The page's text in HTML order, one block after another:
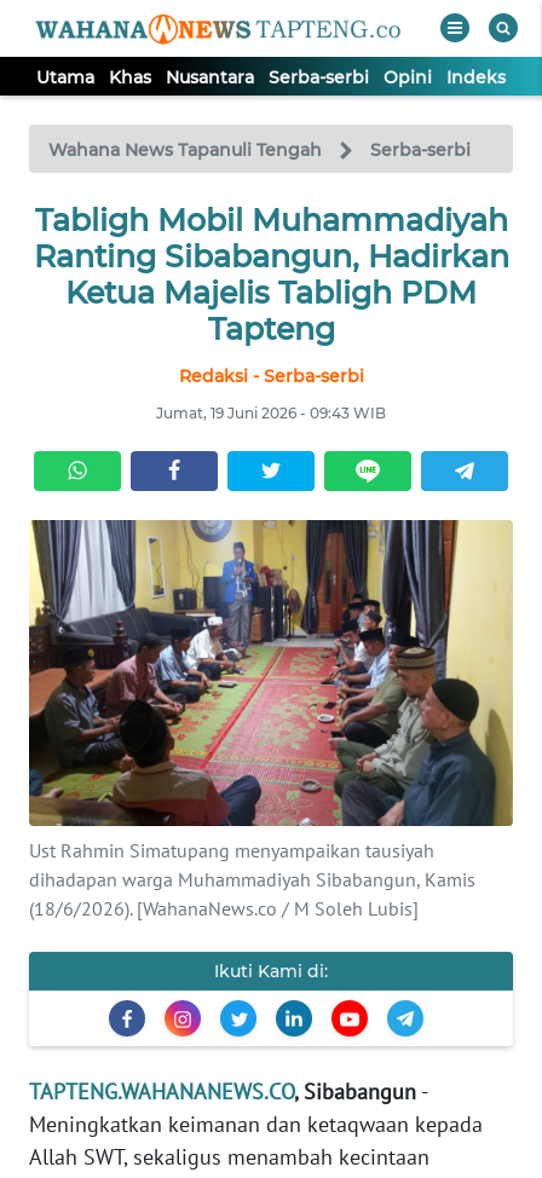
Utama Khas Nusantara Serba-serbi Opini Indeks
Wahana News Tapanuli Tengah Serba-serbi
Tabligh Mobil Muhammadiyah
Ranting Sibabangun, Hadirkan
Ketua Majelis Tabligh PDM
Tapteng
Redaksi - Serba-serbi
Jumat, 19 Juni 2026 - 09:43 WIB
Ust Rahmin Simatupang menyampaikan tausiyah
dihadapan warga Muhammadiyah Sibabangun, Kamis
(18/6/2026). [WahanaNews.co / M Soleh Lubis]
Ikuti Kami di:
TAPTENG.WAHANANEWS.CO, Sibabangun -
Meningkatkan keimanan dan ketaqwaan kepada
Allah SWT, sekaligus menambah kecintaan
TV
Tutup
UTAMA
KHAS
SERBI
OPINI
Informasi
INDEKS
BERITA
KONTAK
INFO
TENTANG
KAMI
PEDOMAN
REDAKSI
KARIR